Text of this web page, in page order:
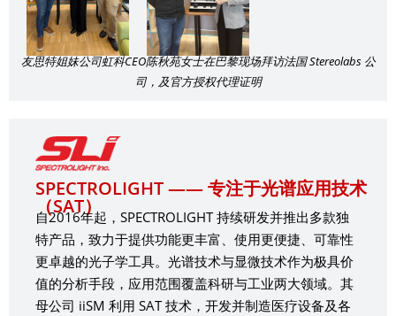
友思特姐妹公司虹科CEO陈秋苑女士在巴黎现场拜访法国 Stereolabs 公
司，及官方授权代理证明
SPECTROLIGHT —— 专注于光谱应用技术
（SAT）
自2016年起，SPECTROLIGHT 持续研发并推出多款独
特产品，致力于提供功能更丰富、使用更便捷、可靠性
更卓越的光子学工具。光谱技术与显微技术作为极具价
值的分析手段，应用范围覆盖科研与工业两大领域。其
母公司 iiSM 利用 SAT 技术，开发并制造医疗设备及各